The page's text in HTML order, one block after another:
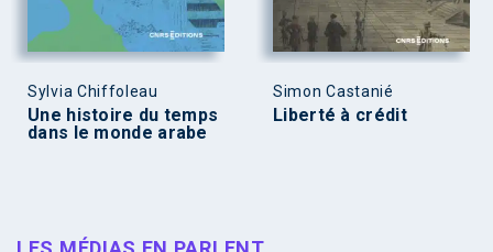
Sylvia Chiffoleau
Une histoire du temps
dans le monde arabe
Simon Castanié
Liberté à crédit